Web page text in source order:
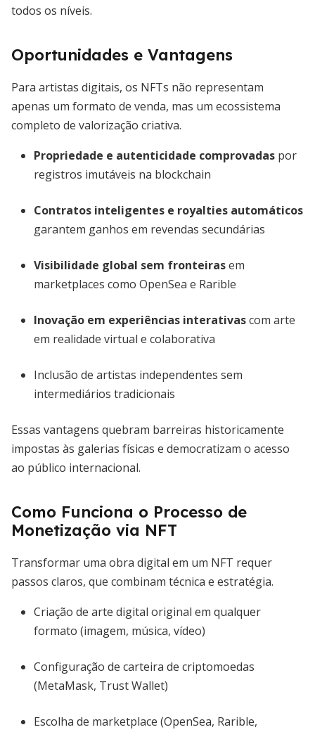
todos os níveis.
Oportunidades e Vantagens
Para artistas digitais, os NFTs não representam
apenas um formato de venda, mas um ecossistema
completo de valorização criativa.
Propriedade e autenticidade comprovadas por
registros imutáveis na blockchain
Contratos inteligentes e royalties automáticos
garantem ganhos em revendas secundárias
Visibilidade global sem fronteirasem
marketplaces como OpenSea e Rarible
Inovação em experiências interativascom arte
em realidade virtual e colaborativa
Inclusão de artistas independentes sem
intermediários tradicionais
Essas vantagens quebram barreiras historicamente
impostas às galerias físicas e democratizam o acesso
ao público internacional.
Como Funciona o Processo de
Monetização via NFT
Transformar uma obra digital em um NFT requer
passos claros, que combinam técnica e estratégia.
Criação de arte digital original em qualquer
formato (imagem, música, vídeo)
Configuração de carteira de criptomoedas
(MetaMask, Trust Wallet)
Escolha de marketplace (OpenSea, Rarible,